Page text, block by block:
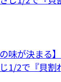
の味が決まる
1/2で『貝割